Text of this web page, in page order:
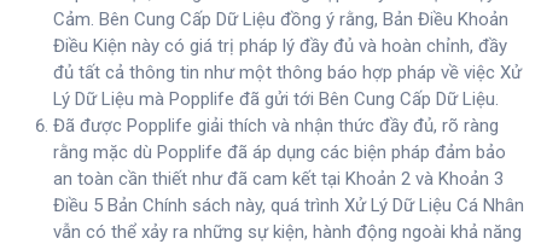
Cảm. Bên Cung Cấp Dữ Liệu đồng ý rằng, Bản Điều Khoản
Điều Kiện này có giá trị pháp lý đầy đủ và hoàn chỉnh, đầy
đủ tất cả thông tin như một thông báo hợp pháp về việc Xử
Lý Dữ Liệu mà Popplife đã gửi tới Bên Cung Cấp Dữ Liệu.
Đã được Popplife giải thích và nhận thức đầy đủ, rõ ràng
rằng mặc dù Popplife đã áp dụng các biện pháp đảm bảo
an toàn cần thiết như đã cam kết tại Khoản 2 và Khoản 3
Điều 5 Bản Chính sách này, quá trình Xử Lý Dữ Liệu Cá Nhân
vẫn có thể xảy ra những sự kiện, hành động ngoài khả năng